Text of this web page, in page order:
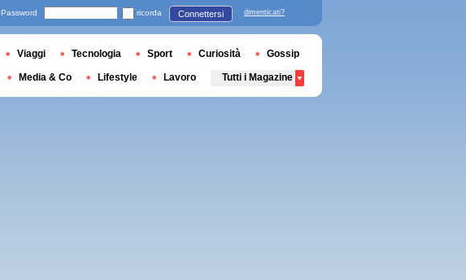
Password ricorda Connettersi dimenticati?
Viaggi Tecnologia Sport Curiosità Gossip
Media & Co Lifestyle Lavoro Tutti i Magazine